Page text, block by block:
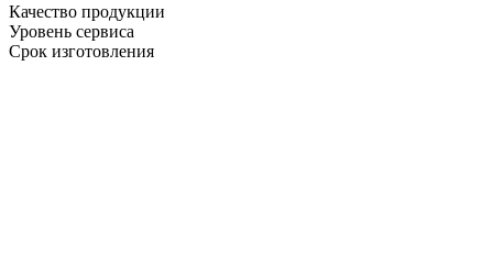
Качество продукции
Уровень сервиса
Срок изготовления